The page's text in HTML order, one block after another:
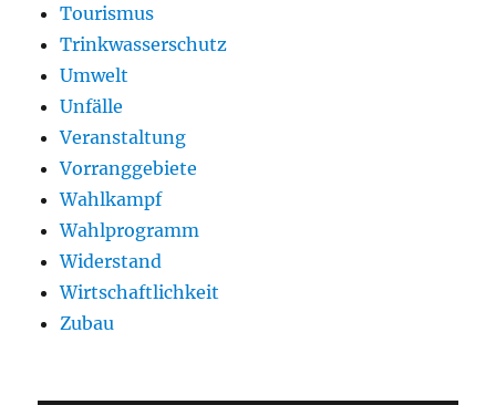
Tourismus
Trinkwasserschutz
Umwelt
Unfälle
Veranstaltung
Vorranggebiete
Wahlkampf
Wahlprogramm
Widerstand
Wirtschaftlichkeit
Zubau